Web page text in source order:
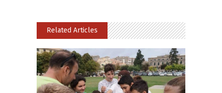
Related Articles